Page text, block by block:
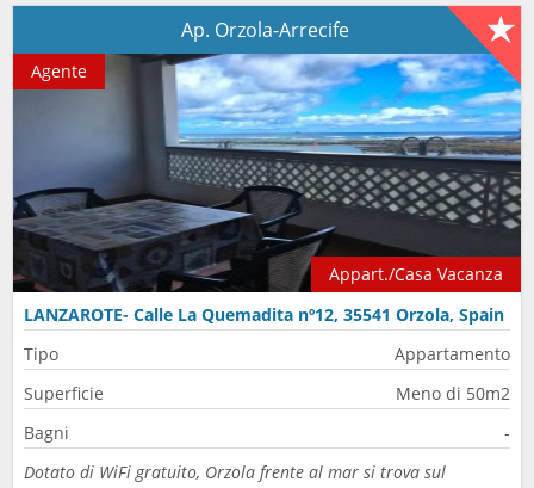
Ap. Orzola-Arrecife
Appart./Casa Vacanza
Agente
LANZAROTE- Calle La Quemadita nº12, 35541 Orzola, Spain
Tipo
Appartamento
Superficie
Meno di 50m2
Bagni
-
Dotato di WiFi gratuito, Orzola frente al mar si trova sul